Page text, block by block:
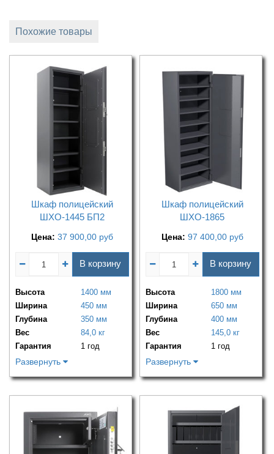
Похожие товары
Шкаф полицейский
ШХО-1445 БП2
Цена: 37 900,00 руб
В корзину
Высота
1400 мм
Ширина
450 мм
Глубина
350 мм
Вес
84,0 кг
Гарантия
1 год
Развернуть
Шкаф полицейский
ШХО-1865
Цена: 97 400,00 руб
В корзину
Высота
1800 мм
Ширина
650 мм
Глубина
400 мм
Вес
145,0 кг
Гарантия
1 год
Развернуть